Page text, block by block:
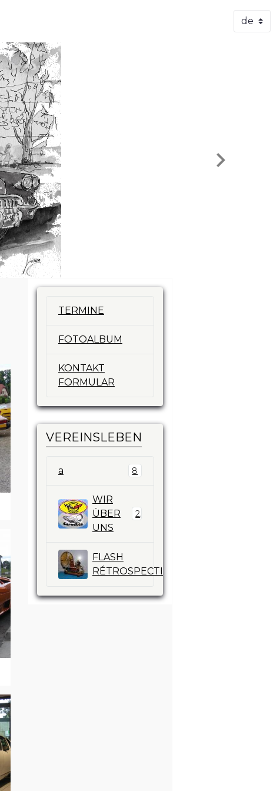
TERMINE
FOTOALBUM
KONTAKT
FORMULAR
VEREINSLEBEN
a 8
WIR
ÜBER
UNS
2
FLASH
RÉTROSPECTIV